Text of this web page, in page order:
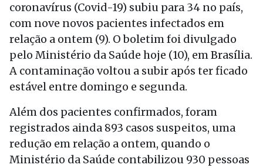
coronavírus (Covid-19) subiu para 34 no país,
com nove novos pacientes infectados em
relação a ontem (9). O boletim foi divulgado
pelo Ministério da Saúde hoje (10), em Brasília.
A contaminação voltou a subir após ter ficado
estável entre domingo e segunda.
Além dos pacientes confirmados, foram
registrados ainda 893 casos suspeitos, uma
redução em relação a ontem, quando o
Ministério da Saúde contabilizou 930 pessoas